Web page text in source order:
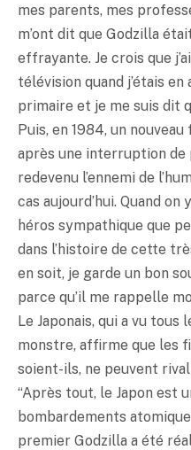
mes parents, mes
m’ont dit que Godzilla
effrayante. Je crois que
télévision quand j’étais
primaire et je me suis dit
Puis, en 1984, un
après une interruption de
redevenu l’ennemi de
cas aujourd’hui. Quand on
héros sympathique que
dans l’histoire de cette
en soit, je garde un bon
parce qu’il me rappelle
Le Japonais, qui a vu
monstre, affirme que les
soient-ils, ne peuvent
“Après tout, le Japon est
bombardements
premier Godzilla a été